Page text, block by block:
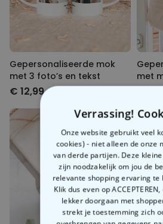
Gepersonaliseerde mok
met 3 foto’s en tekst
€ 12,99
met
Verrassing!
Onze website gebruikt veel
cookies) - niet alleen de onze
van derde partijen. Deze
zijn noodzakelijk om jou de
relevante shopping ervaring te
Klik dus even op
lekker doorgaan met
strekt je toestemming zich